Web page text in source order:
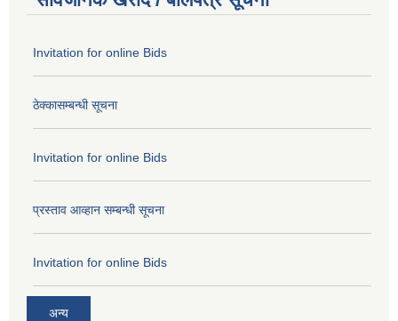
Invitation for online Bids
ठेक्कासम्बन्धी सूचना
Invitation for online Bids
प्रस्ताव आव्हान सम्बन्धी सूचना
Invitation for online Bids
अन्य